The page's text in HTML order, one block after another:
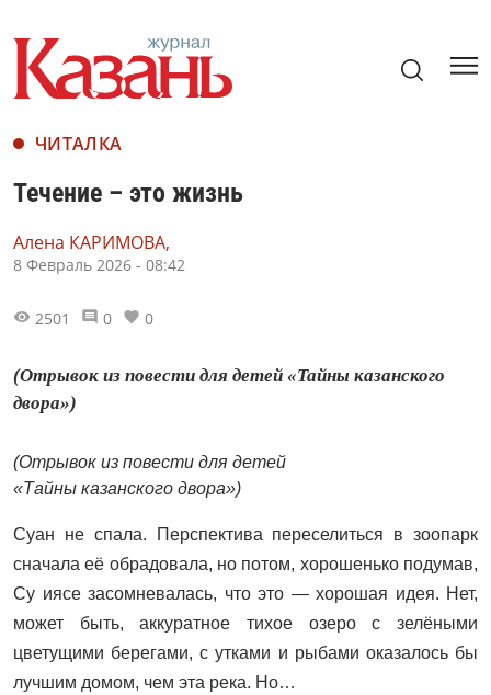
ЧИТАЛКА
Течение – это жизнь
Алена КАРИМОВА,
8 Февраль 2026 - 08:42
2501 0 0
(Отрывок из повести для детей «Тайны казанского
двора»)
(Отрывок из повести для детей
«Тайны казанского двора»)
Суан не спала. Перспектива переселиться в зоопарк
сначала её обрадовала, но потом, хорошенько подумав,
Су иясе засомневалась, что это — хорошая идея. Нет,
может быть, аккуратное тихое озеро с зелёными
цветущими берегами, с утками и рыбами оказалось бы
лучшим домом, чем эта река. Но…